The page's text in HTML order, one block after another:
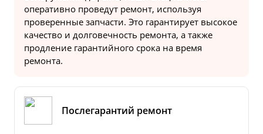
оперативно проведут ремонт, используя
проверенные запчасти. Это гарантирует высокое
качество и долговечность ремонта, а также
продление гарантийного срока на время
ремонта.
Послегарантий ремонт